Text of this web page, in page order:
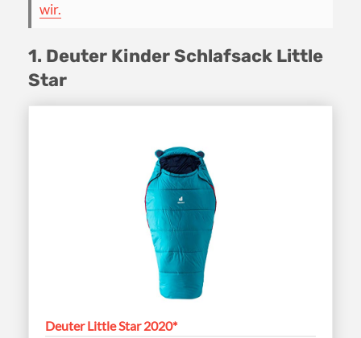
wir.
1. Deuter Kinder Schlafsack Little
Star
Deuter Little Star 2020*